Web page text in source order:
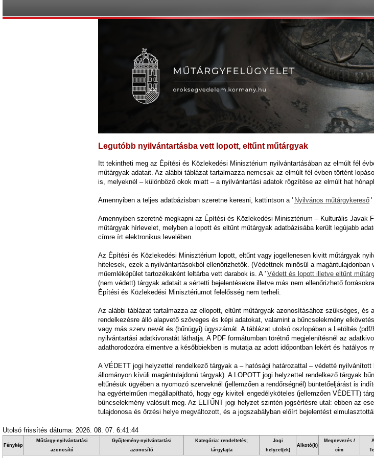
Legutóbb nyilvántartásba vett lopott, eltűnt műtárgyak
Itt tekintheti meg az Építési és Közlekedési Minisztérium nyilvántartásában az elmúlt fél
műtárgyak adatait. Az alábbi táblázat tartalmazza nemcsak az elmúlt fél évben történt
is, melyeknél – különböző okok miatt – a nyilvántartási adatok rögzítése az elmúlt hat
Amennyiben a teljes adatbázisban szeretne keresni, kattintson a ' Nyilvános műtárgykereső '
Amennyiben szeretné megkapni az Építési és Közlekedési Minisztérium – Kulturális Javak
műtárgyak hírlevelet, melyben a lopott és eltűnt műtárgyak adatbázisába került legújabb
címre írt elektronikus levelében.
Az Építési és Közlekedési Minisztérium lopott, eltűnt vagy jogellenesen kivitt műtárgyak
hitelesek, ezek a nyilvántartásokból ellenőrizhetők. (Védettnek minősül a
műemléképület tartozékaként leltárba vett darabok is. A ' Védett és lopott illetve eltűnt
(nem védett) tárgyak adatait a sértetti bejelentésekre illetve más nem ellenőrizhető
Építési és Közlekedési Minisztériumot felelősség nem terheli.
Az alábbi táblázat tartalmazza az ellopott, eltűnt műtárgyak azonosításához szükséges,
rendelkezésre álló alapvető szöveges és képi adatokat, valamint a bűncselekmény
vagy más szerv nevét és (bűnügyi) ügyszámát. A táblázat utolsó oszlopában a Letöltés
nyilvántartási adatkivonatát láthatja. A PDF formátumban törétnő megjelenítésnél az
adathorodozóra elmentve a későbbiekben is mutatja az adott időpontban lekért és hatályos
A VÉDETT jogi helyzettel rendelkező tárgyak a – hatósági határozattal – védetté
állományon kívüli magántulajdonú tárgyak). A LOPOTT jogi helyzettel rendelkező tárgyak
eltűnésük ügyében a nyomozó szerveknél (jellemzően a rendőrségnél) büntetőeljárást is
ha egyértelműen megállapítható, hogy egy kiviteli engedélyköteles (jellemzően VÉDETT)
bűncselekmény valósult meg. Az ELTŰNT jogi helyzet szintén jogsértésre utal: ebben az
tulajdonosa és őrzési helye megváltozott, és a jogszabályban előírt bejelentést
Utolsó frissítés dátuma: 2026. 08. 07. 6:41:44
Fénykép
Műtárgy-nyilvántartási
azonosító
Gyűjtemény-nyilvántartási
azonosító
Kategória: rendeltetés;
tárgyfajta
Jogi
helyzet(ek)
Alkotó(k)
Megnevezés /
cím